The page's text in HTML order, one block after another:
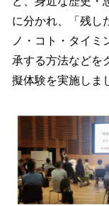
に分かれ、「残し
ノ・コト・タイミ
承する方法などを
擬体験を実施しま